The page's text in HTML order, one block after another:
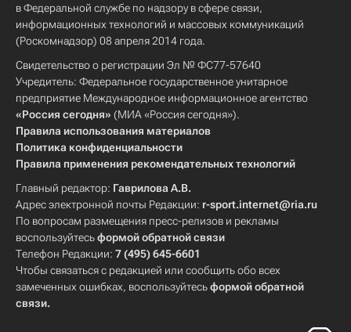
в Федеральной службе по надзору в сфере связи,
информационных технологий и массовых коммуникаций
(Роскомнадзор) 08 апреля 2014 года.
Свидетельство о регистрации Эл № ФС77-57640
Учредитель: Федеральное государственное унитарное
предприятие Международное информационное агентство
«Россия сегодня» (МИА «Россия сегодня»).
Правила использования материалов
Политика конфиденциальности
Правила применения рекомендательных технологий
Главный редактор: Гаврилова А.В.
Адрес электронной почты Редакции: r-sport.internet@ria.ru
По вопросам размещения пресс-релизов и рекламы
воспользуйтесьформой обратной связи
Телефон Редакции: 7 (495) 645-6601
Чтобы связаться с редакцией или сообщить обо всех
замеченных ошибках, воспользуйтесьформой обратной
связи.